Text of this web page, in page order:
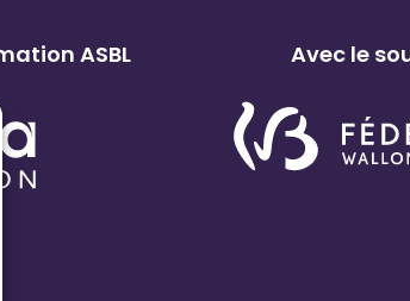
ASBL Avec le